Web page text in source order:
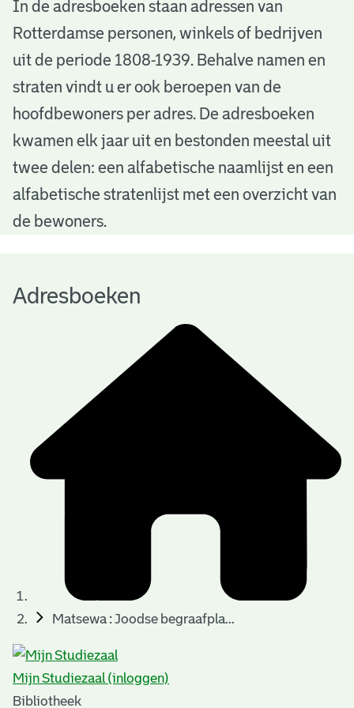
A
d
e
b
o
e
e
In de adresboeken staan adressen van
Rotterdamse personen, winkels of bedrijven
uit de periode 1808-1939. Behalve namen en
straten vindt u er ook beroepen van de
hoofdbewoners per adres. De adresboeken
kwamen elk jaar uit en bestonden meestal uit
twee delen: een alfabetische naamlijst en een
alfabetische stratenlijst met een overzicht van
de bewoners.
Adresboeken
Matsewa : Joodse begraafpla...
Mijn Studiezaal (inloggen)
Bibliotheek